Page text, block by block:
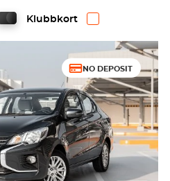
Klubbkort
NO DEPOSIT